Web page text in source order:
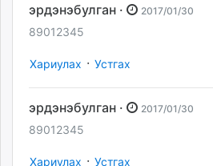
эрдэнэбулган · 2017/01/30
89012345
Хариулах · Устгах
эрдэнэбулган · 2017/01/30
89012345
Хариулах · Устгах